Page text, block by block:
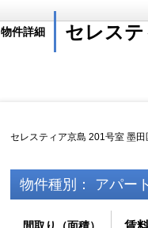
物件詳細 セレス
セレスティア京島 201号室 墨田
物件種別： アパート